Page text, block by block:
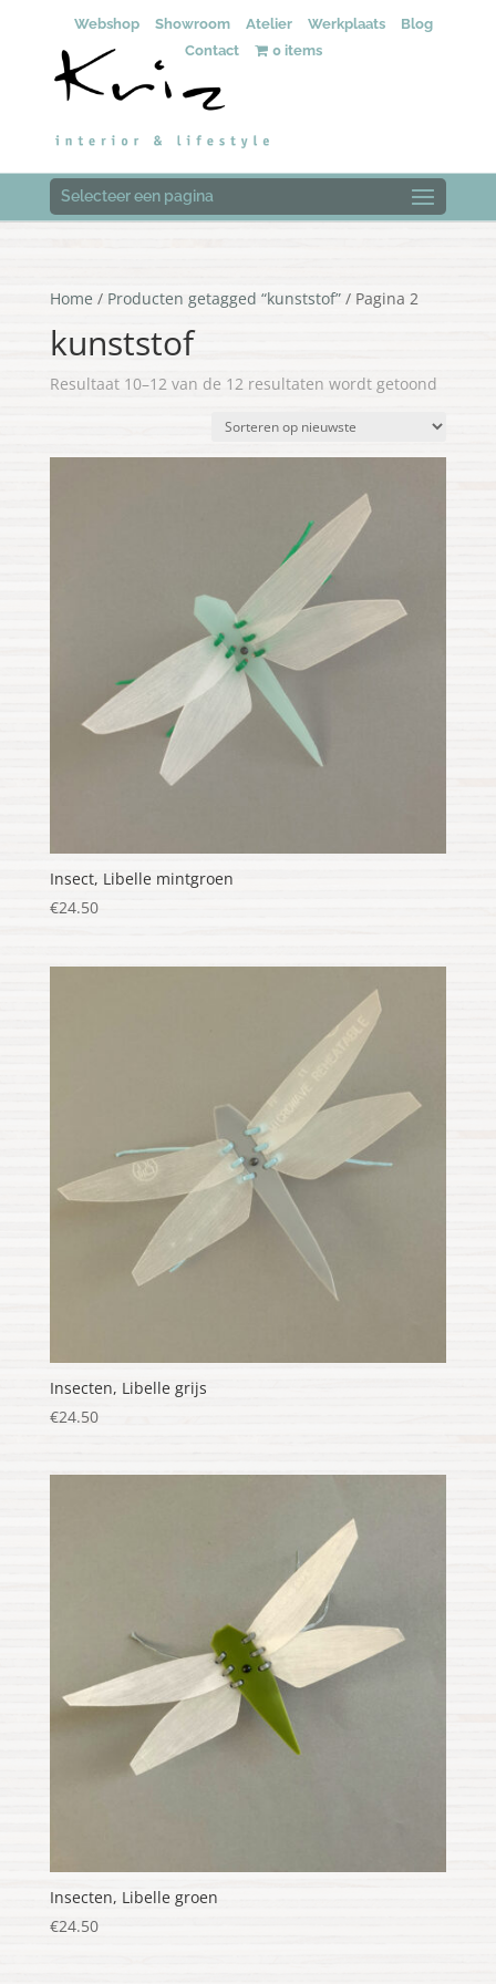
Webshop Showroom Atelier Werkplaats
Blog
Contact
0 items
Selecteer een pagina
Home / Producten getagged “kunststof”/ Pagina 2
kunststof
Resultaat 10–12 van de 12 resultaten wordt getoond
Insect, Libelle mintgroen
€24.50
Insecten, Libelle grijs
€24.50
Insecten, Libelle groen
€24.50